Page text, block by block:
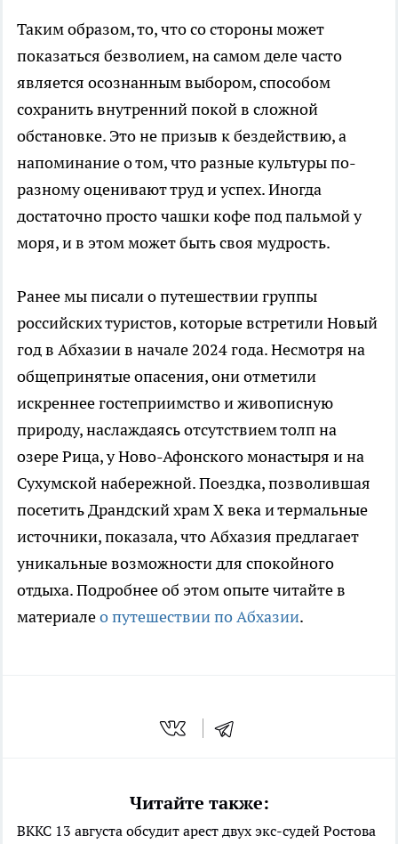
Таким образом, то, что со стороны может
показаться безволием, на самом деле часто
является осознанным выбором, способом
сохранить внутренний покой в сложной
обстановке. Это не призыв к бездействию, а
напоминание о том, что разные культуры по-
разному оценивают труд и успех. Иногда
достаточно просто чашки кофе под пальмой у
моря, и в этом может быть своя мудрость.
Ранее мы писали о путешествии группы
российских туристов, которые встретили Новый
год в Абхазии в начале 2024 года. Несмотря на
общепринятые опасения, они отметили
искреннее гостеприимство и живописную
природу, наслаждаясь отсутствием толп на
озере Рица, у Ново-Афонского монастыря и на
Сухумской набережной. Поездка, позволившая
посетить Драндский храм X века и термальные
источники, показала, что Абхазия предлагает
уникальные возможности для спокойного
отдыха. Подробнее об этом опыте читайте в
материалео путешествии по Абхазии.
Читайте также:
ВККС 13 августа обсудит арест двух экс-судей Ростова